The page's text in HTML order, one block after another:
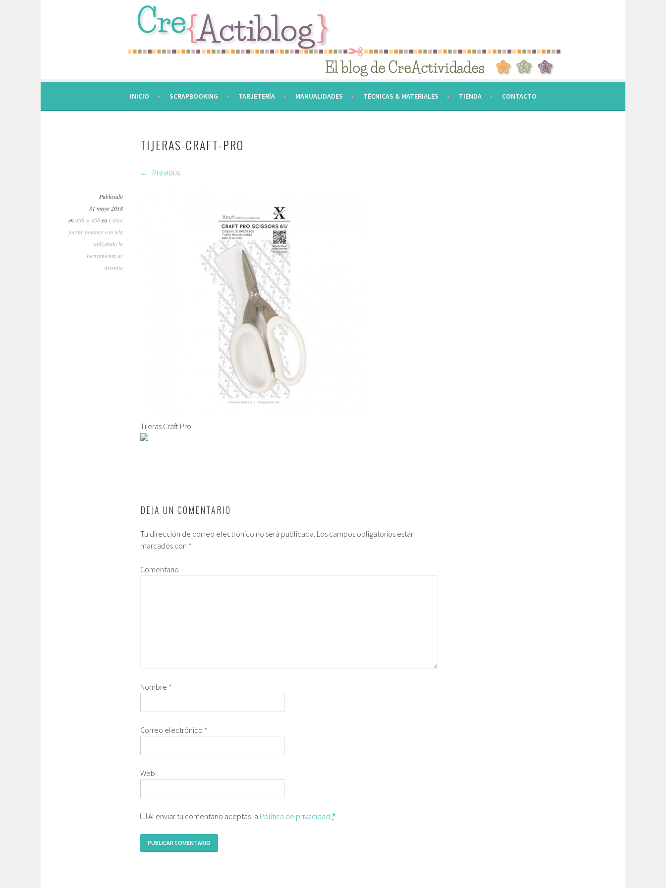
INICIO SCRAPBOOKING TARJETERÍA MANUALIDADES TÉCNICAS & MATERIALES TIENDA CONTACTO
TIJERAS-CRAFT-PRO
Previous
Publicado
31 mayo 2018
en458 × 458en Cómo
forrar botones con tela
utilizando la
herramienta de
Artemio
Tijeras Craft Pro
DEJA UN COMENTARIO
Tu dirección de correo electrónico no será publicada. Los campos obligatorios están
marcados con *
Comentario
Nombre *
Correo electrónico *
Web
Al enviar tu comentario aceptas la Política de privacidad *